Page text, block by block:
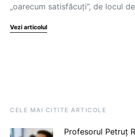
„oarecum satisfăcuți”, de locul
Vezi articolul
CELE MAI CITITE ARTICOLE
Profesorul Petruț